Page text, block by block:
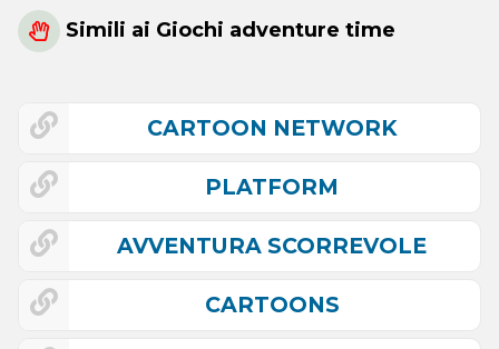
Simili ai Giochi adventure time
CARTOON NETWORK
PLATFORM
AVVENTURA SCORREVOLE
CARTOONS